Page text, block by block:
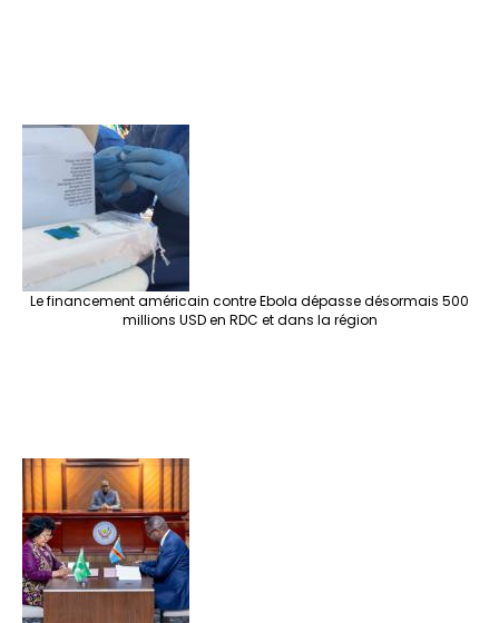
Le financement américain contre Ebola dépasse désormais 500
millions USD en RDC et dans la région